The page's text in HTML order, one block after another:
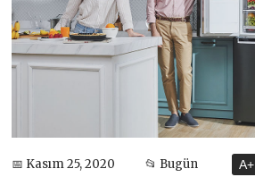
📅 Kasım 25, 2020 📂 Bugün A+